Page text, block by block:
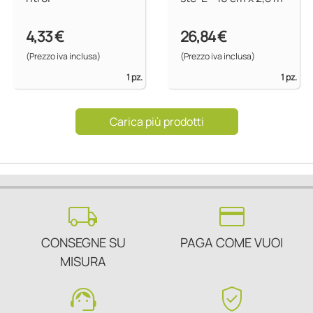
4,33 €
(Prezzo iva inclusa)
1 pz.
26,84 €
(Prezzo iva inclusa)
1 pz.
Carica più prodotti
local_shipping
CONSEGNE SU
MISURA
credit_card
PAGA COME VUOI
support_agent verified_user